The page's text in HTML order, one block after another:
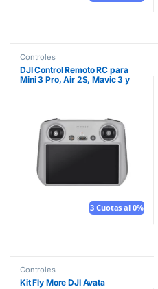
Controles
DJI Control Remoto RC para
Mini 3 Pro, Air 2S, Mavic 3 y
3 Cuotas al 0%
Controles
Kit Fly More DJI Avata